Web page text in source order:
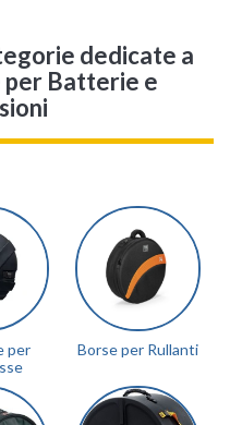
dedicate a
per Batterie e
per
Borse per Rullanti